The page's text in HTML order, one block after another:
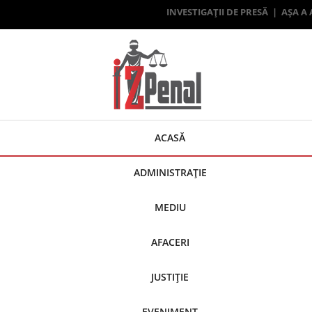
INVESTIGAȚII DE PRESĂ | AȘA A
ACASĂ
ADMINISTRAȚIE
MEDIU
AFACERI
JUSTIȚIE